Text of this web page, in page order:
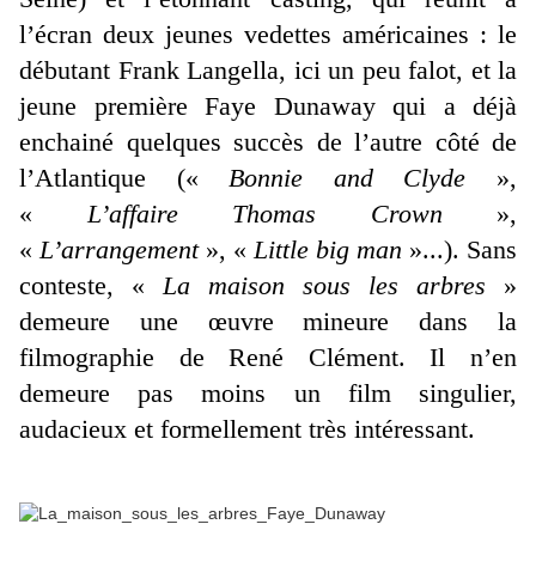
l’écran deux jeunes vedettes américaines : le
débutant Frank Langella, ici un peu falot, et la
jeune première Faye Dunaway qui a déjà
enchainé quelques succès de l’autre côté de
l’Atlantique («Bonnie and Clyde »,
«L’affaire Thomas Crown »,
«L’arrangement», «Little big man »...). Sans
conteste, «La maison sous les arbres »
demeure une œuvre mineure dans la
filmographie de René Clément. Il n’en
demeure pas moins un film singulier,
audacieux et formellement très intéressant.